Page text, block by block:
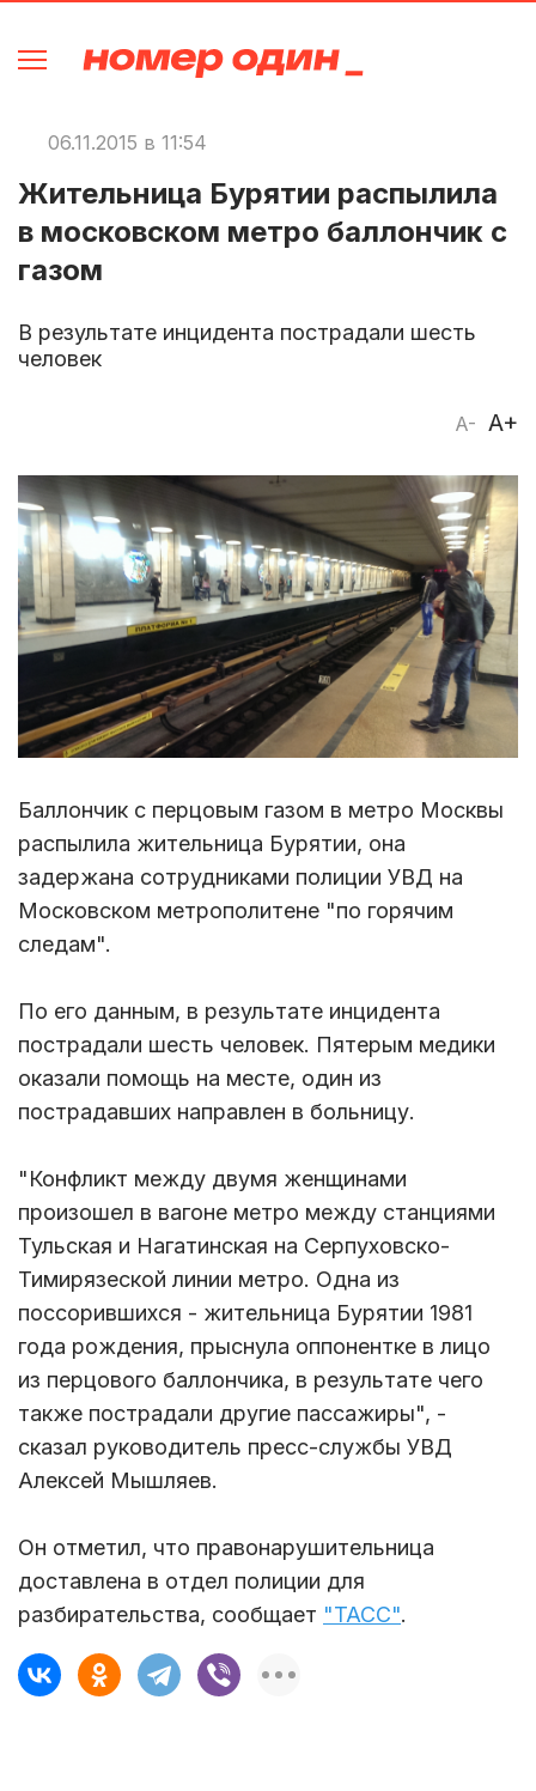
06.11.2015 в 11:54
Жительница Бурятии распылила
в московском метро баллончик с
газом
В результате инцидента пострадали шесть
человек
A- A+
Баллончик с перцовым газом в метро Москвы
распылила жительница Бурятии, она
задержана сотрудниками полиции УВД на
Московском метрополитене "по горячим
следам".
По его данным, в результате инцидента
пострадали шесть человек. Пятерым медики
оказали помощь на месте, один из
пострадавших направлен в больницу.
"Конфликт между двумя женщинами
произошел в вагоне метро между станциями
Тульская и Нагатинская на Серпуховско-
Тимирязеской линии метро. Одна из
поссорившихся - жительница Бурятии 1981
года рождения, прыснула оппонентке в лицо
из перцового баллончика, в результате чего
также пострадали другие пассажиры", -
сказал руководитель пресс-службы УВД
Алексей Мышляев.
Он отметил, что правонарушительница
доставлена в отдел полиции для
разбирательства, сообщает "ТАСС".